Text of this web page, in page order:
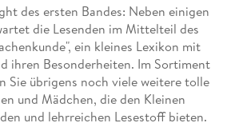
des ersten Bandes: Neben einigen
die Lesenden im Mittelteil des
ein kleines Lexikon mit
ihren Besonderheiten. Im Sortiment
Sie übrigens noch viele weitere tolle
und Mädchen, die den Kleinen
und lehrreichen Lesestoff bieten.